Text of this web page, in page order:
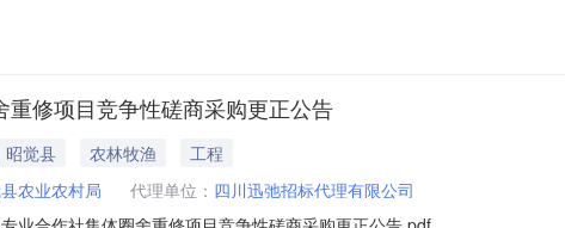
修项目竞争性磋商采购更正公告
昭觉县 农林牧渔
工程
农业农村局 代理单位： 四川迅弛招标代理有限公司